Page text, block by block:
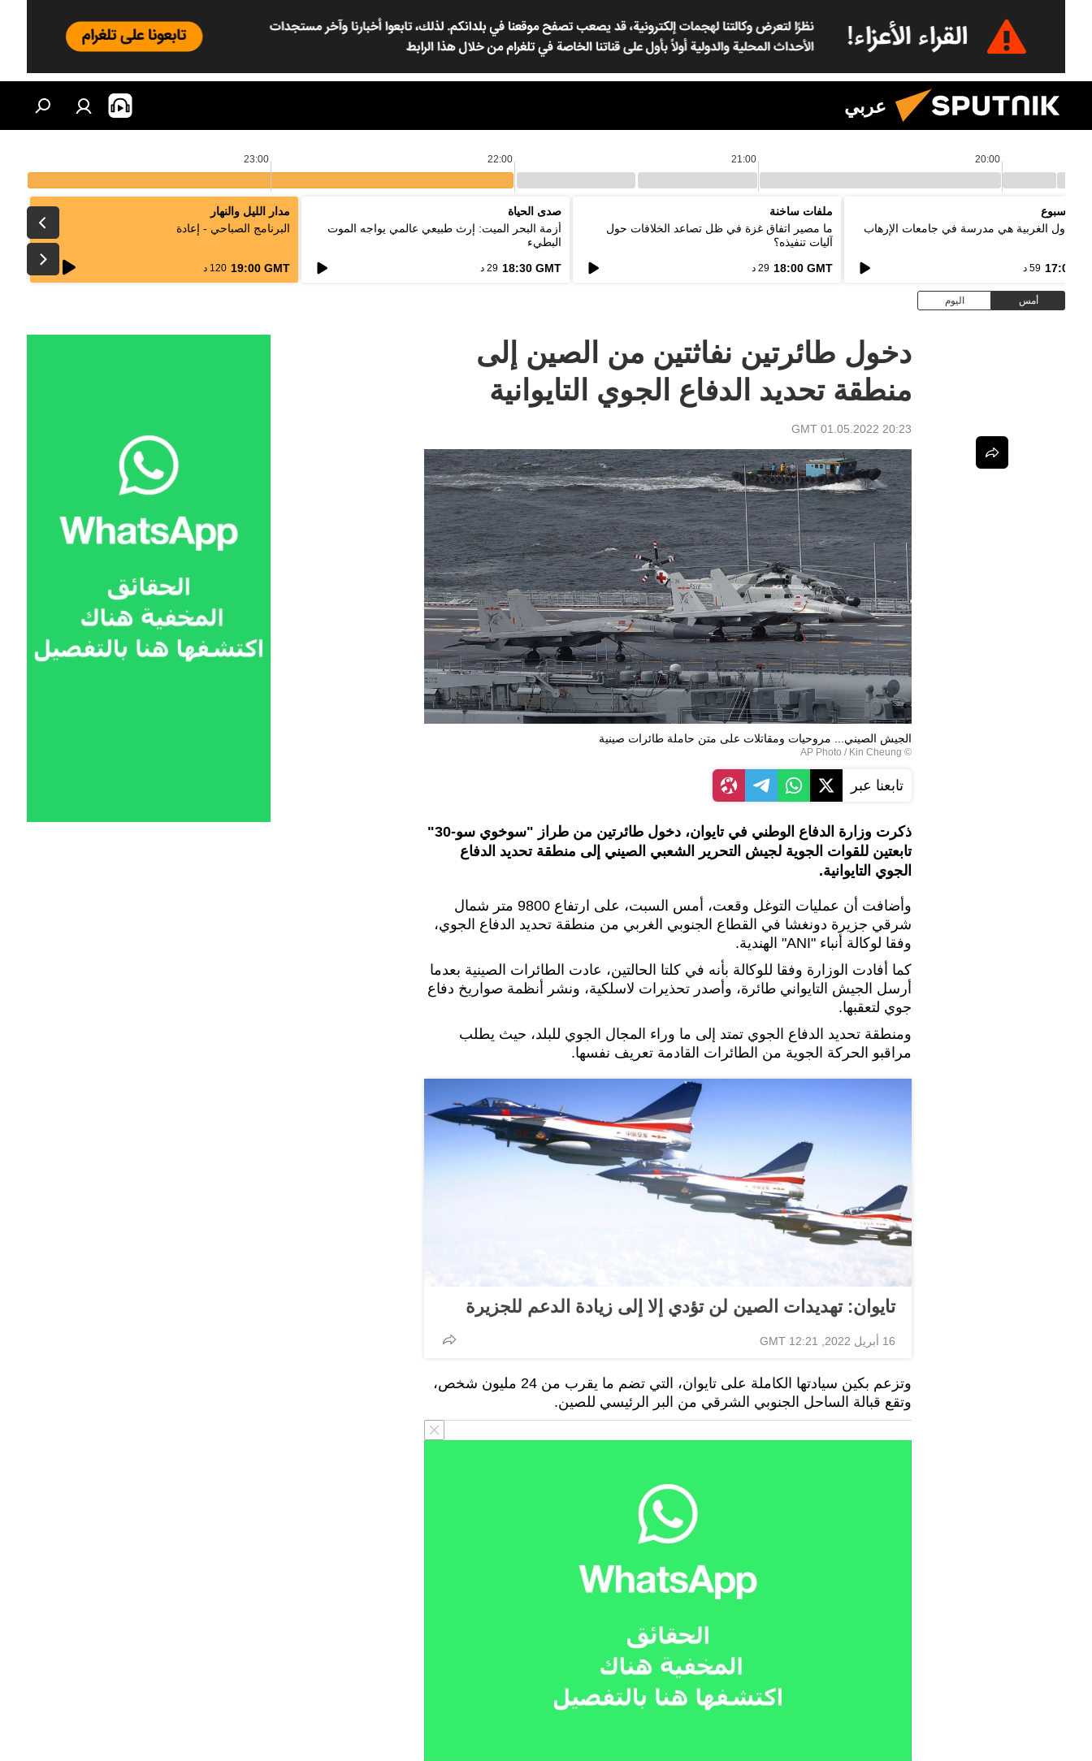
عربي
20:00
21:00
22:00
23:00
الأسبوع
الدول الغربية هي مدرسة في جامعات الإرهاب
17:00 59 د
ملفات ساخنة
ما مصير اتفاق غزة في ظل تصاعد الخلافات حول
آليات تنفيذه؟
18:00 GMT 29 د
صدى الحياة
أزمة البحر الميت: إرث طبيعي عالمي يواجه الموت
البطيء
18:30 GMT 29 د
مدار الليل والنهار
البرنامج الصباحي - إعادة
19:00 GMT 120 د live
أمس اليوم
دخول طائرتين نفاثتين من الصين إلى
منطقة تحديد الدفاع الجوي التايوانية
20:23 GMT 01.05.2022
الجيش الصيني... مروحيات ومقاتلات على متن حاملة طائرات صينية
© AP Photo / Kin Cheung
تابعنا عبر
ذكرت وزارة الدفاع الوطني في تايوان، دخول طائرتين من طراز "سوخوي سو-30"
تابعتين للقوات ‏الجوية لجيش التحرير الشعبي الصيني إلى منطقة تحديد الدفاع
الجوي التايوانية.‏
وأضافت أن عمليات التوغل وقعت، أمس السبت، على ارتفاع 9800 متر شمال
شرقي جزيرة دونغشا في القطاع الجنوبي الغربي من منطقة تحديد الدفاع الجوي،
وفقا لوكالة أنباء "ANI" الهندية.
كما أفادت الوزارة وفقا للوكالة بأنه في كلتا الحالتين، عادت الطائرات الصينية بعدما
أرسل الجيش التايواني طائرة، وأصدر تحذيرات لاسلكية، ونشر أنظمة صواريخ دفاع
جوي لتعقبها.
ومنطقة تحديد الدفاع الجوي تمتد إلى ما وراء المجال الجوي للبلد، حيث يطلب
مراقبو الحركة الجوية من الطائرات القادمة تعريف نفسها.
تايوان: تهديدات الصين لن تؤدي إلا إلى زيادة الدعم للجزيرة
16 أبريل 2022, 12:21 GMT
وتزعم بكين سيادتها الكاملة على تايوان، التي تضم ما يقرب من 24 مليون شخص،
وتقع قبالة الساحل الجنوبي الشرقي من البر الرئيسي للصين.